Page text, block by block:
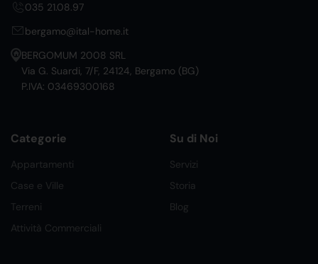
035 21.08.97
bergamo@ital-home.it
BERGOMUM 2008 SRL
Via G. Suardi, 7/F, 24124, Bergamo (BG)
P.IVA: 03469300168
Categorie
Appartamenti
Case e Ville
Terreni
Attività Commerciali
Su di Noi
Servizi
Storia
Blog